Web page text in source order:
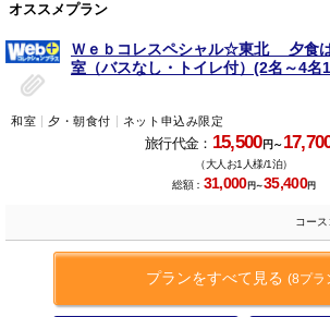
オススメプラン
Ｗｅｂコレスペシャル☆東北 夕食
室（バスなし・トイレ付）(2名～4名
和室 夕・朝食付 ネット申込み限定
旅行代金： 15,500円～
（大人お1人様/1泊）
総額： 31,000円～35,400円
コー
プランをすべて見る (8プラ